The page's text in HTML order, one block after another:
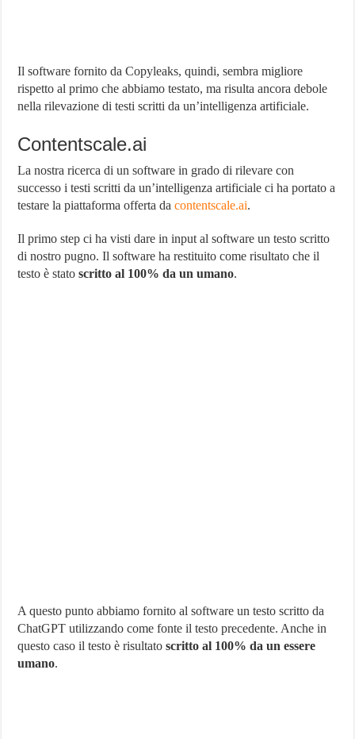
Il software fornito da Copyleaks, quindi, sembra migliore
rispetto al primo che abbiamo testato, ma risulta ancora debole
nella rilevazione di testi scritti da un’intelligenza artificiale.
Contentscale.ai
La nostra ricerca di un software in grado di rilevare con
successo i testi scritti da un’intelligenza artificiale ci ha portato a
testare la piattaforma offerta dacontentscale.ai.
Il primo step ci ha visti dare in input al software un testo scritto
di nostro pugno. Il software ha restituito come risultato che il
testo è statoscritto al 100% da un umano.
A questo punto abbiamo fornito al software un testo scritto da
ChatGPT utilizzando come fonte il testo precedente. Anche in
questo caso il testo è risultatoscritto al 100% da un essere
umano.